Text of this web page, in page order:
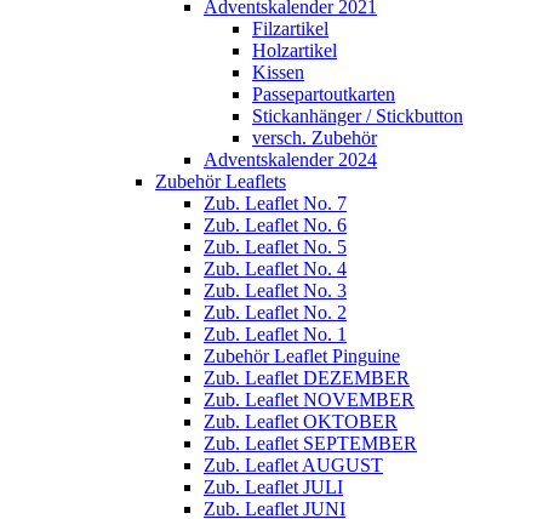
Adventskalender 2021
Filzartikel
Holzartikel
Kissen
Passepartoutkarten
Stickanhänger / Stickbutton
versch. Zubehör
Adventskalender 2024
Zubehör Leaflets
Zub. Leaflet No. 7
Zub. Leaflet No. 6
Zub. Leaflet No. 5
Zub. Leaflet No. 4
Zub. Leaflet No. 3
Zub. Leaflet No. 2
Zub. Leaflet No. 1
Zubehör Leaflet Pinguine
Zub. Leaflet DEZEMBER
Zub. Leaflet NOVEMBER
Zub. Leaflet OKTOBER
Zub. Leaflet SEPTEMBER
Zub. Leaflet AUGUST
Zub. Leaflet JULI
Zub. Leaflet JUNI